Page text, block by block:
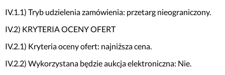
IV.1.1) Tryb udzielenia zamówienia: przetarg nieograniczony.
IV.2) KRYTERIA OCENY OFERT
IV.2.1) Kryteria oceny ofert: najniższa cena.
IV.2.2) Wykorzystana będzie aukcja elektroniczna: Nie.